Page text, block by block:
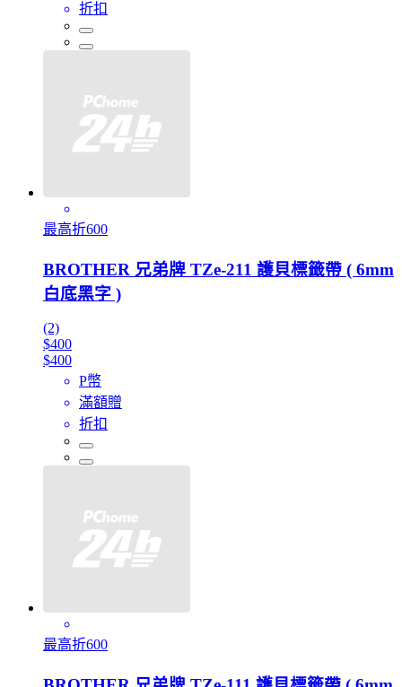
折扣
最高折600
BROTHER 兄弟牌 TZe-211 護貝標籤帶 ( 6mm
白底黑字 )
(2)
$400
$400
P幣
滿額贈
折扣
最高折600